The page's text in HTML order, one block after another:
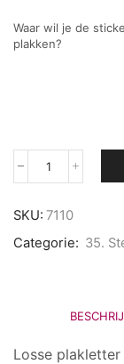
Waar wil je de
plakken?
Losse
Stencil
aantal
SKU: 7110
Categorie: 35.
Losse